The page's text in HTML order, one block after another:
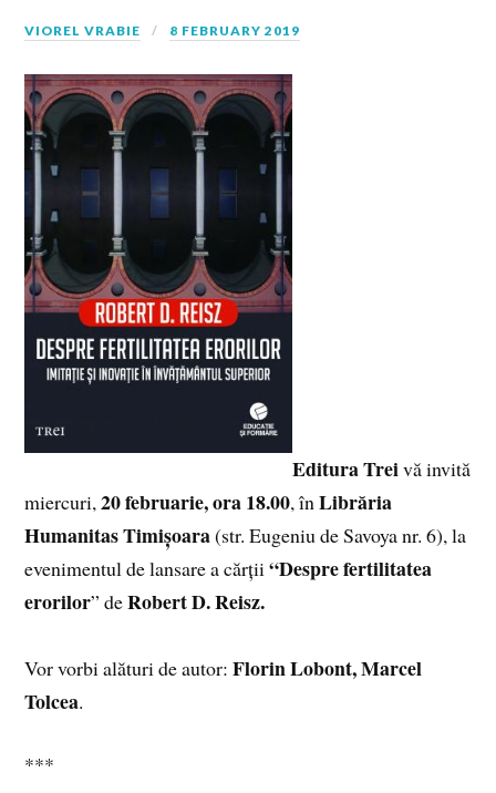
VIOREL VRABIE 8 FEBRUARY 2019
Editura Treivă invită
miercuri,20 februarie, ora 18.00, înLibrăria
Humanitas Timișoara(str. Eugeniu de Savoya nr. 6), la
evenimentul de lansare a cărții“Despre fertilitatea
erorilor” deRobert D. Reisz.
Vor vorbi alături de autor:Florin Lobont, Marcel
Tolcea.
***